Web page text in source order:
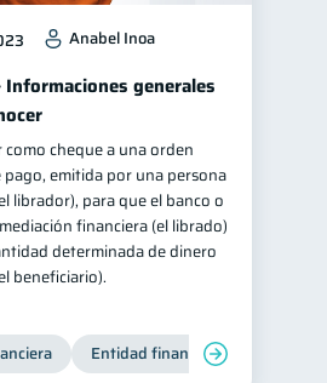
Anabel Inoa
Informaciones generales
cheque a una orden
emitida por una persona
librador), para que el banco o
financiera (el librado)
determinada de dinero
beneficiario).
Entidad financiera